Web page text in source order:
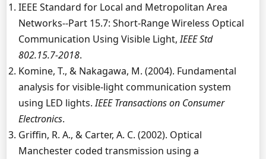
IEEE Standard for Local and Metropolitan Area
Networks--Part 15.7: Short-Range Wireless Optical
Communication Using Visible Light,IEEE Std
802.15.7-2018.
Komine, T., & Nakagawa, M. (2004). Fundamental
analysis for visible-light communication system
using LED lights.IEEE Transactions on Consumer
Electronics.
Griffin, R. A., & Carter, A. C. (2002). Optical
Manchester coded transmission using a